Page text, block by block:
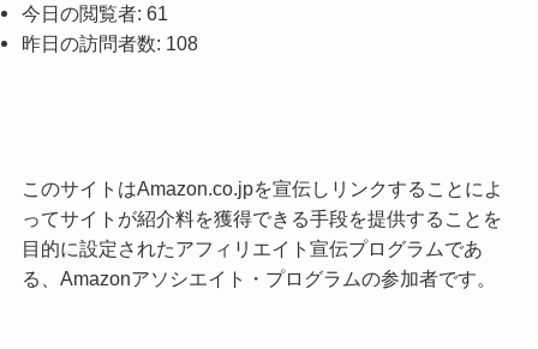
今日の閲覧者: 61
昨日の訪問者数: 108
このサイトはAmazon.co.jpを宣伝しリンクすることによ
ってサイトが紹介料を獲得できる手段を提供することを
目的に設定されたアフィリエイト宣伝プログラムであ
る、Amazonアソシエイト・プログラムの参加者です。